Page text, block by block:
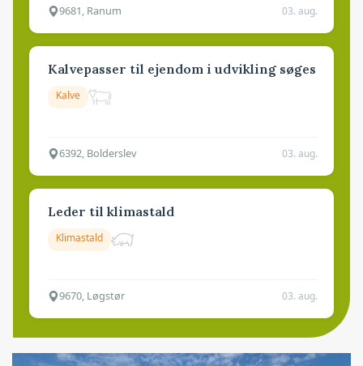
9681, Ranum 03. aug.
Kalvepasser til ejendom i udvikling søges
Kalve
6392, Bolderslev 03. aug.
Leder til klimastald
Klimastald
9670, Løgstør 03. aug.